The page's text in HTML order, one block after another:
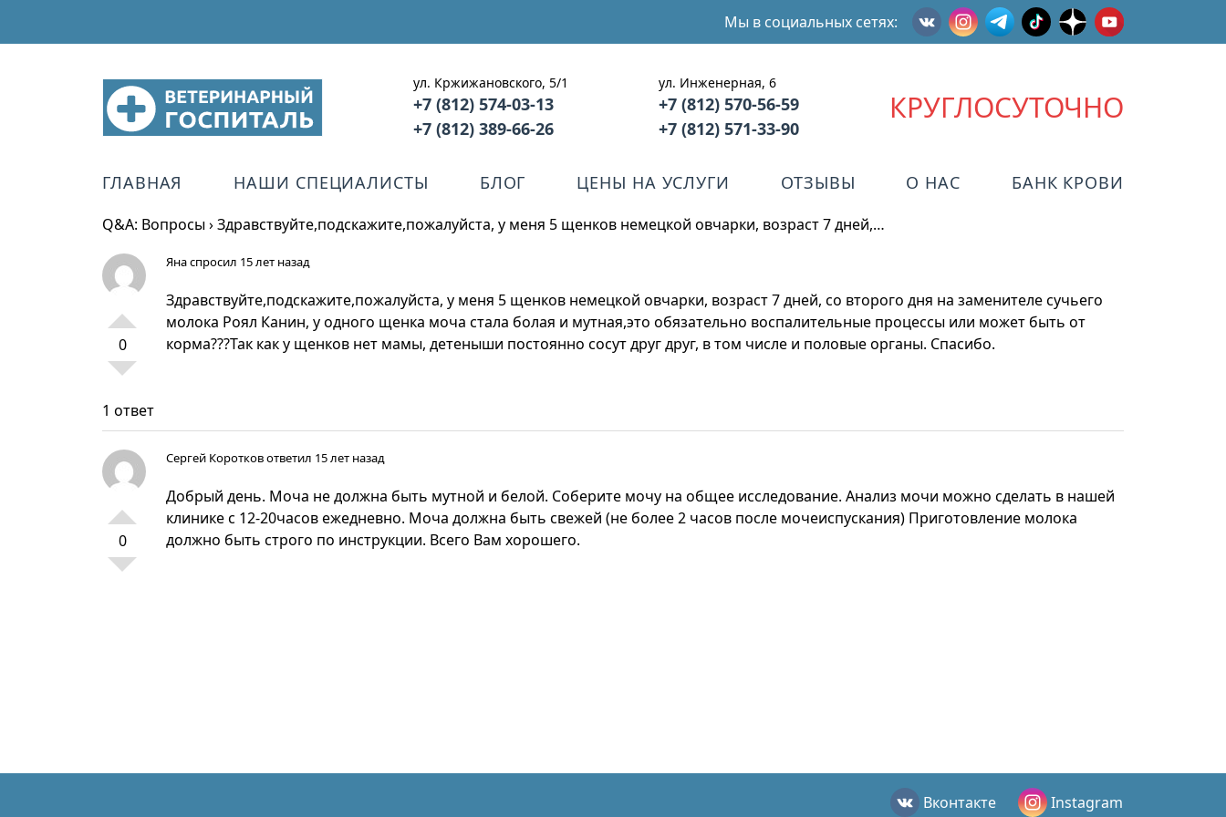
Мы в социальных сетях:
ул. Кржижановского, 5/1
+7 (812) 574-03-13
+7 (812) 389-66-26
ул. Инженерная, 6
+7 (812) 570-56-59
+7 (812) 571-33-90
КРУГЛОСУТОЧНО
ГЛАВНАЯ НАШИ СПЕЦИАЛИСТЫ БЛОГ ЦЕНЫ НА УСЛУГИ ОТЗЫВЫ О НАС БАНК КРОВИ
Q&A: Вопросы›Здравствуйте,подскажите,пожалуйста, у меня 5 щенков немецкой овчарки, возраст 7 дней,…
0
Янаспросил 15 лет назад
Здравствуйте,подскажите,пожалуйста, у меня 5 щенков немецкой овчарки, возраст 7 дней, со второго дня на заменителе сучьего
молока Роял Канин, у одного щенка моча стала болая и мутная,это обязательно воспалительные процессы или может быть от
корма???Так как у щенков нет мамы, детеныши постоянно сосут друг друг, в том числе и половые органы. Спасибо.
1 ответ
0
Сергей Коротковответил 15 лет назад
Добрый день. Моча не должна быть мутной и белой. Соберите мочу на общее исследование. Анализ мочи можно сделать в нашей
клинике с 12-20часов ежедневно. Моча должна быть свежей (не более 2 часов после мочеиспускания) Приготовление молока
должно быть строго по инструкции. Всего Вам хорошего.
Вконтакте Instagram